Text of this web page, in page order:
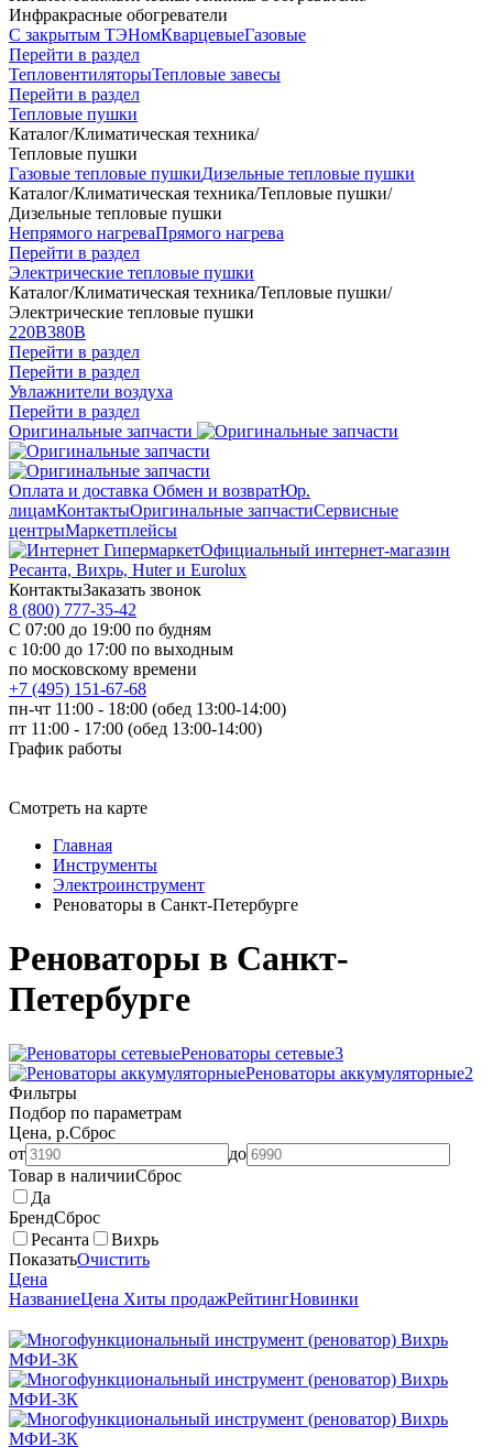
Инфракрасные обогреватели
С закрытым ТЭНомКварцевыеГазовые
Перейти в раздел
ТепловентиляторыТепловые завесы
Перейти в раздел
Тепловые пушки
Каталог/Климатическая техника/
Тепловые пушки
Газовые тепловые пушкиДизельные тепловые пушки
Каталог/Климатическая техника/Тепловые пушки/
Дизельные тепловые пушки
Непрямого нагреваПрямого нагрева
Перейти в раздел
Электрические тепловые пушки
Каталог/Климатическая техника/Тепловые пушки/
Электрические тепловые пушки
220В380В
Перейти в раздел
Перейти в раздел
Увлажнители воздуха
Перейти в раздел
Оригинальные запчасти
Оплата и доставка Обмен и возвратЮр.
лицамКонтактыОригинальные запчастиСервисные
центрыМаркетплейсы
Официальный интернет-магазин
Ресанта, Вихрь, Huter и Eurolux
КонтактыЗаказать звонок
8 (800) 777-35-42
С 07:00 до 19:00 по будням
с 10:00 до 17:00 по выходным
по московскому времени
+7 (495) 151-67-68
пн-чт 11:00 - 18:00 (обед 13:00-14:00)
пт 11:00 - 17:00 (обед 13:00-14:00)
График работы
Смотреть на карте
Главная
Инструменты
Электроинструмент
Реноваторы в Санкт-Петербурге
Реноваторы в Санкт-
Петербурге
Реноваторы сетевые3
Реноваторы аккумуляторные2
Фильтры
Подбор по параметрам
Цена, р.Сброс
от
до
Товар в наличииСброс
Да
БрендСброс
Ресанта
Вихрь
ПоказатьОчистить
Цена
НазваниеЦена Хиты продажРейтингНовинки